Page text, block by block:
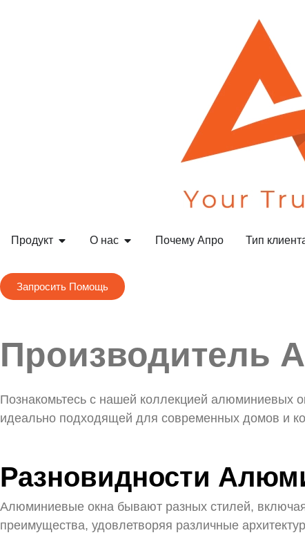
Продукт О нас Почему Апро Тип
Запросить Помощь
Производитель
Познакомьтесь с нашей коллекцией алюминиевых
идеально подходящей для современных домов и
Разновидности
Алюминиевые окна бывают разных стилей,
преимущества, удовлетворяя различные